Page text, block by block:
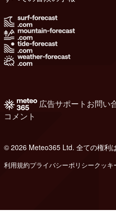
広告サポート お問い
コメント
© 2026 Meteo365 Ltd. 全ての権利
利用規約プライバシーポリシークッキ